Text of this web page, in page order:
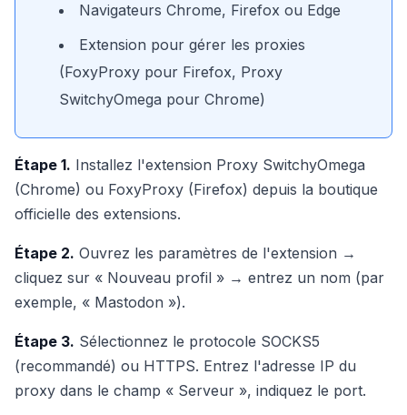
Navigateurs Chrome, Firefox ou Edge
Extension pour gérer les proxies
(FoxyProxy pour Firefox, Proxy
SwitchyOmega pour Chrome)
Étape 1. Installez l'extension Proxy SwitchyOmega
(Chrome) ou FoxyProxy (Firefox) depuis la boutique
officielle des extensions.
Étape 2. Ouvrez les paramètres de l'extension →
cliquez sur « Nouveau profil » → entrez un nom (par
exemple, « Mastodon »).
Étape 3. Sélectionnez le protocole SOCKS5
(recommandé) ou HTTPS. Entrez l'adresse IP du
proxy dans le champ « Serveur », indiquez le port.